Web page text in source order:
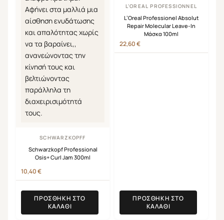
SCHWARZKOPFF
Schwarzkopf Professional
Osis+ Curl Jam 300ml
10,40€
ΠΡΟΣΘΉΚΗ ΣΤΟ
ΚΑΛΆΘΙ
L'OREAL PROFESSIONNEL
L’Oreal Professionel Absolut
Repair Molecular Leave-In
Μάσκα 100ml
22,60€
ΠΡΟΣΘΉΚΗ ΣΤΟ
ΚΑΛΆΘΙ